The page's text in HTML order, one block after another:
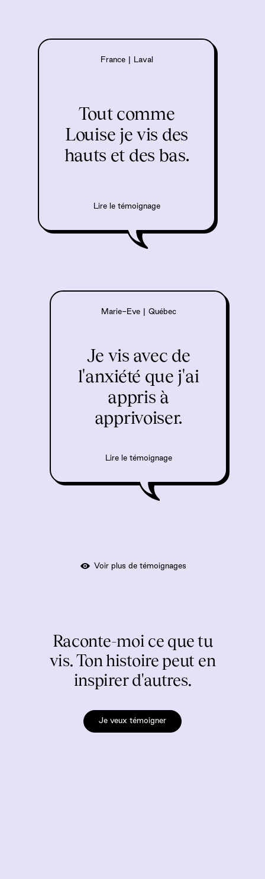
France Laval
Tout comme
Louise je vis des
hauts et des bas.
Lire le témoignage
Marie-Eve Québec
Je vis avec de
l'anxiété que j'ai
appris à
apprivoiser.
Lire le témoignage
Voir plus de témoignages
Raconte-moi ce que tu
vis. Ton histoire peut en
inspirer d'autres.
Je veux témoigner